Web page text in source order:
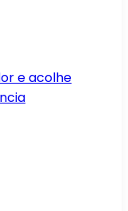
e acolhe